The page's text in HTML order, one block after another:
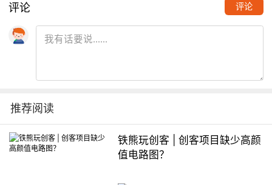
评论 评论
推荐阅读
铁熊玩创客 | 创客项目缺少高颜
值电路图？